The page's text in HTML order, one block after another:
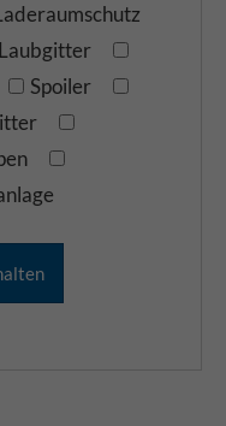
Laubgitter
Spoiler